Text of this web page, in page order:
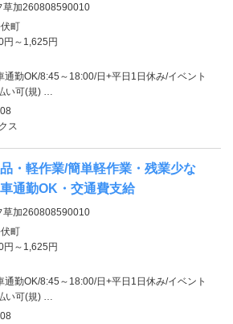
草加260808590010
町
円～1,625円
通勤OK/8:45～18:00/日+平日1日休み/イベント
い可(規) …
ス
・軽作業/簡単軽作業・残業少な
通勤OK・交通費支給
草加260808590010
町
円～1,625円
通勤OK/8:45～18:00/日+平日1日休み/イベント
い可(規) …